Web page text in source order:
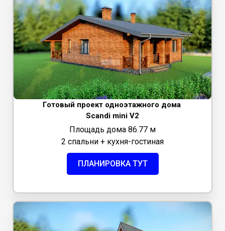
Готовый проект одноэтажного дома
Scandi mini V2
Площадь дома 86.77 м
2 спальни + кухня-гостиная
ПЛАНИРОВКА ТУТ